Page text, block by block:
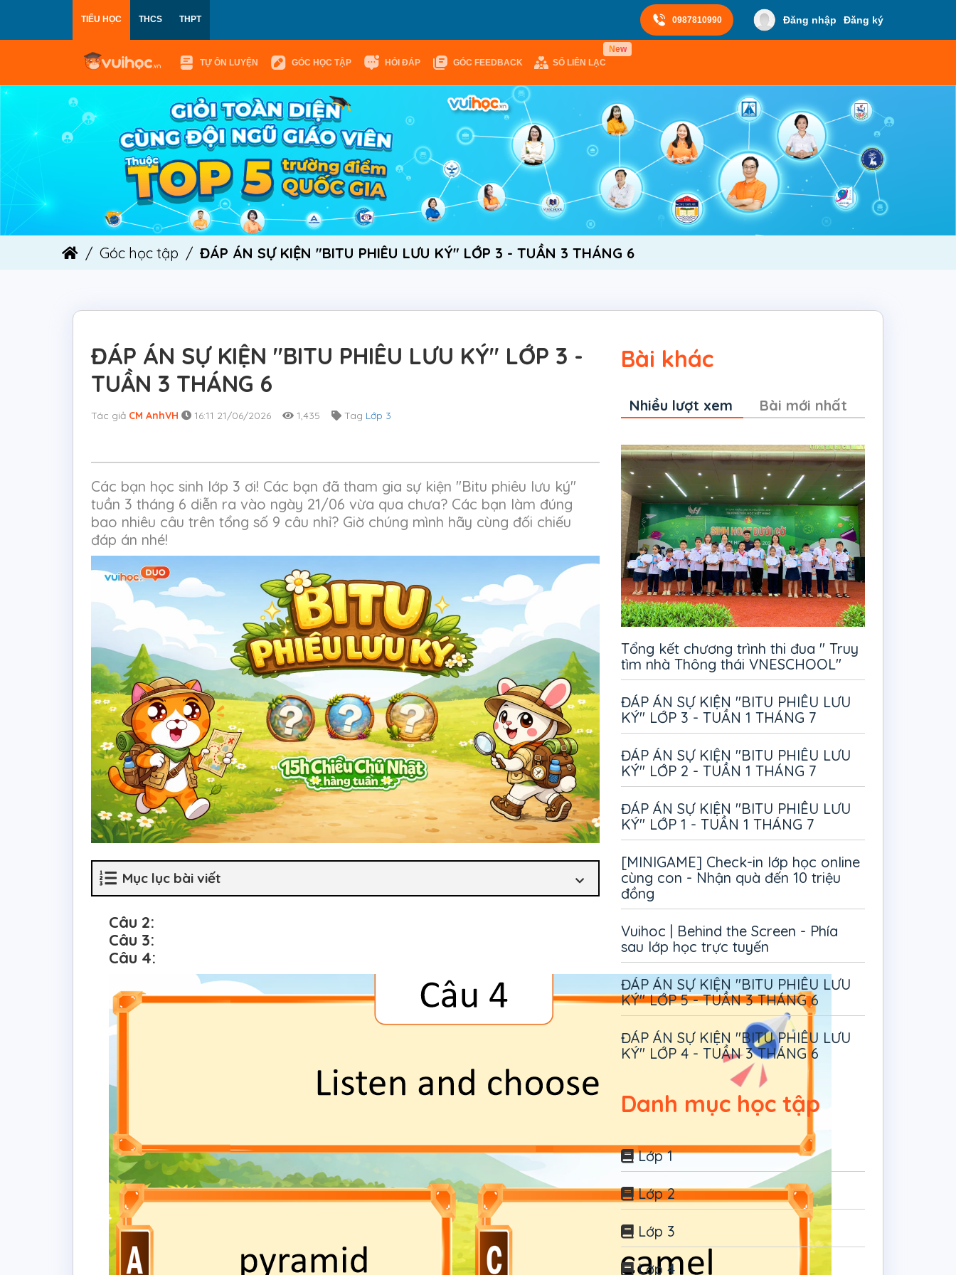
TIỂU HỌC THCS THPT 0987810990 Đăng nhập Đăng ký
TỰ ÔN LUYỆN GÓC HỌC TẬP HỎI ĐÁP GÓC FEEDBACK SỔ LIÊN LẠC
New
Góc học tập ĐÁP ÁN SỰ KIỆN "BITU PHIÊU LƯU KÝ" LỚP 3 - TUẦN 3 THÁNG 6
ĐÁP ÁN SỰ KIỆN "BITU PHIÊU LƯU KÝ" LỚP 3 -
TUẦN 3 THÁNG 6
Tác giả CM AnhVH 16:11 21/06/2026 1,435 Tag Lớp 3
Các bạn học sinh lớp 3 ơi! Các bạn đã tham gia sự kiện "Bitu phiêu lưu ký"
tuần 3 tháng 6 diễn ra vào ngày 21/06 vừa qua chưa? Các bạn làm đúng
bao nhiêu câu trên tổng số 9 câu nhỉ? Giờ chúng mình hãy cùng đối chiếu
đáp án nhé!
Mục lục bài viết
Câu 2:
Câu 3:
Câu 4:
Bài khác
Nhiều lượt xem Bài mới nhất
Tổng kết chương trình thi đua " Truy
tìm nhà Thông thái VNESCHOOL"
ĐÁP ÁN SỰ KIỆN "BITU PHIÊU LƯU
KÝ" LỚP 3 - TUẦN 1 THÁNG 7
ĐÁP ÁN SỰ KIỆN "BITU PHIÊU LƯU
KÝ" LỚP 2 - TUẦN 1 THÁNG 7
ĐÁP ÁN SỰ KIỆN "BITU PHIÊU LƯU
KÝ" LỚP 1 - TUẦN 1 THÁNG 7
[MINIGAME] Check-in lớp học online
cùng con - Nhận quà đến 10 triệu
đồng
Vuihoc | Behind the Screen - Phía
sau lớp học trực tuyến
ĐÁP ÁN SỰ KIỆN "BITU PHIÊU LƯU
KÝ" LỚP 5 - TUẦN 3 THÁNG 6
ĐÁP ÁN SỰ KIỆN "BITU PHIÊU LƯU
KÝ" LỚP 4 - TUẦN 3 THÁNG 6
Danh mục học tập
Lớp 1
Lớp 2
Lớp 3
Lớp 4